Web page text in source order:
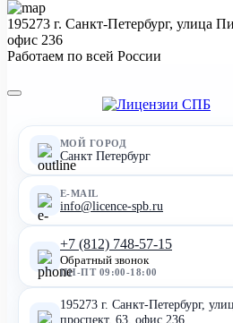
195273 г. Санкт-Петербург, улица
офис 236
Работаем по всей России
МОЙ ГОРОД
Санкт Петербург
E-MAIL
info@licence-spb.ru
+7 (812) 748-57-15
Обратный звонок
ПН-ПТ 09:00-18:00
195273 г. Санкт-Петербург,
проспект, 63, офис 236